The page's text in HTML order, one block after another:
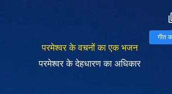
परमेश्वर के वचनों का एक भजन
परमेश्वर के देहधारण का अधिकार